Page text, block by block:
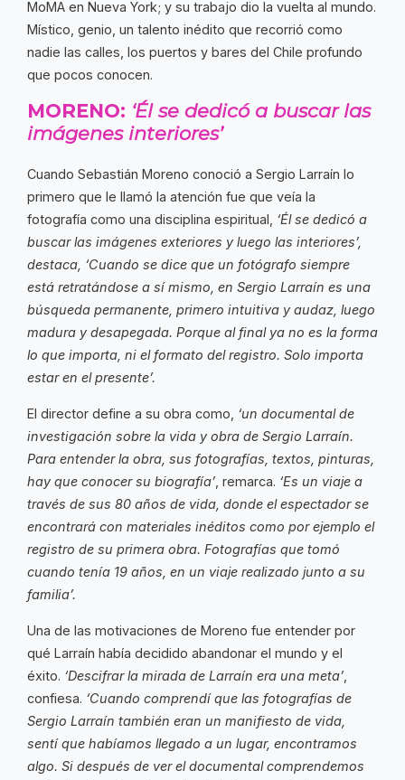
MoMA en Nueva York; y su trabajo dio la vuelta al mundo.
Místico, genio, un talento inédito que recorrió como
nadie las calles, los puertos y bares del Chile profundo
que pocos conocen.
MORENO: ‘Él se dedicó a buscar las
imágenes interiores’
Cuando Sebastián Moreno conoció a Sergio Larraín lo
primero que le llamó la atención fue que veía la
fotografía como una disciplina espiritual, ‘Él se dedicó a
buscar las imágenes exteriores y luego las interiores’,
destaca, ‘Cuando se dice que un fotógrafo siempre
está retratándose a sí mismo, en Sergio Larraín es una
búsqueda permanente, primero intuitiva y audaz, luego
madura y desapegada. Porque al final ya no es la forma
lo que importa, ni el formato del registro. Solo importa
estar en el presente’.
El director define a su obra como, ‘un documental de
investigación sobre la vida y obra de Sergio Larraín.
Para entender la obra, sus fotografías, textos, pinturas,
hay que conocer su biografía’ , remarca. ‘Es un viaje a
través de sus 80 años de vida, donde el espectador se
encontrará con materiales inéditos como por ejemplo el
registro de su primera obra. Fotografías que tomó
cuando tenía 19 años, en un viaje realizado junto a su
familia’.
Una de las motivaciones de Moreno fue entender por
qué Larraín había decidido abandonar el mundo y el
éxito. ‘Descifrar la mirada de Larraín era una meta’
confiesa. ‘Cuando comprendí que las fotografías de
Sergio Larraín también eran un manifiesto de vida,
sentí que habíamos llegado a un lugar, encontramos
algo. Si después de ver el documental comprendemos